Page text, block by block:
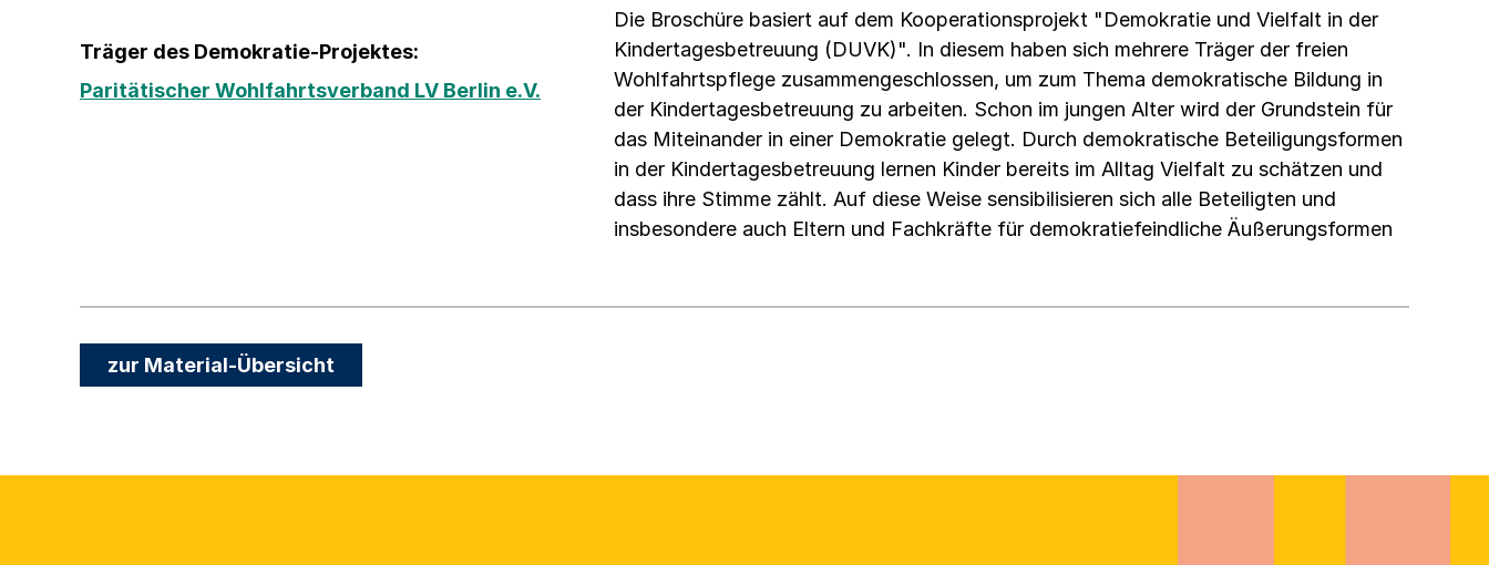
Träger des Demokratie-Projektes:
Paritätischer Wohlfahrtsverband LV Berlin e.V.
Die Broschüre basiert auf dem Kooperationsprojekt "Demokratie und Vielfalt in der
Kindertagesbetreuung (DUVK)". In diesem haben sich mehrere Träger der freien
Wohlfahrtspflege zusammengeschlossen, um zum Thema demokratische Bildung in
der Kindertagesbetreuung zu arbeiten. Schon im jungen Alter wird der Grundstein für
das Miteinander in einer Demokratie gelegt. Durch demokratische Beteiligungsformen
in der Kindertagesbetreuung lernen Kinder bereits im Alltag Vielfalt zu schätzen und
dass ihre Stimme zählt. Auf diese Weise sensibilisieren sich alle Beteiligten und
insbesondere auch Eltern und Fachkräfte für demokratiefeindliche Äußerungsformen
zur Material-Übersicht